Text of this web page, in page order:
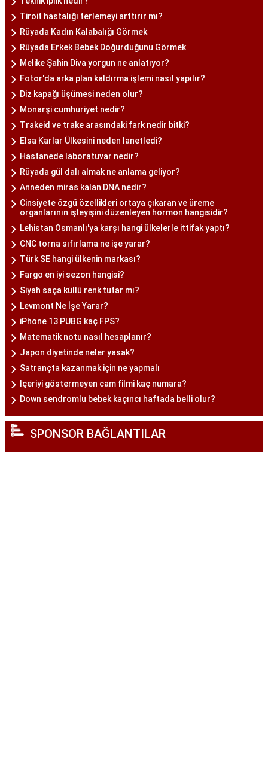
Tiroit hastalığı terlemeyi arttırır mı?
Rüyada Kadın Kalabalığı Görmek
Rüyada Erkek Bebek Doğurduğunu Görmek
Melike Şahin Diva yorgun ne anlatıyor?
Fotor'da arka plan kaldırma işlemi nasıl yapılır?
Diz kapağı üşümesi neden olur?
Monarşi cumhuriyet nedir?
Trakeid ve trake arasındaki fark nedir bitki?
Elsa Karlar Ülkesini neden lanetledi?
Hastanede laboratuvar nedir?
Rüyada gül dalı almak ne anlama geliyor?
Anneden miras kalan DNA nedir?
Cinsiyete özgü özellikleri ortaya çıkaran ve üreme
organlarının işleyişini düzenleyen hormon hangisidir?
Lehistan Osmanlı'ya karşı hangi ülkelerle ittifak yaptı?
CNC torna sıfırlama ne işe yarar?
Türk SE hangi ülkenin markası?
Fargo en iyi sezon hangisi?
Siyah saça küllü renk tutar mı?
Levmont Ne İşe Yarar?
iPhone 13 PUBG kaç FPS?
Matematik notu nasıl hesaplanır?
Japon diyetinde neler yasak?
Satrançta kazanmak için ne yapmalı
Içeriyi göstermeyen cam filmi kaç numara?
Down sendromlu bebek kaçıncı haftada belli olur?
SPONSOR BAĞLANTILAR